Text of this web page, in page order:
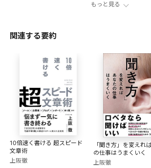
「本質」の視点に回帰できる本
名人
大人たちよもっと“青くさく”あれ
上阪徹
1966年、兵庫県生まれ。早稲田大学商学部
クルート・グループなどを経て94年に独立
で執筆やインタビューを手がけ、取材人数
った書籍の累計売上は200万部超。著書に
言葉』（三笠書房）、『子どもが面白がる
経BP）、『10倍速く書ける 超スピード文章
もっと見る
関連する要約
10倍速く書ける 超スピード
文章術
上阪徹
「聞き方」を変えれ
の仕事はうまくいく
上阪徹